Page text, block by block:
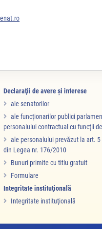
Declaraţii de avere şi interese
ale senatorilor
ale funcţionarilor publici
personalului contractual cu funcţii
ale personalului prevăzut la art.
din Legea nr. 176/2010
Bunuri primite cu titlu gratuit
Formulare
Integritate instituţională
Integritate instituţională